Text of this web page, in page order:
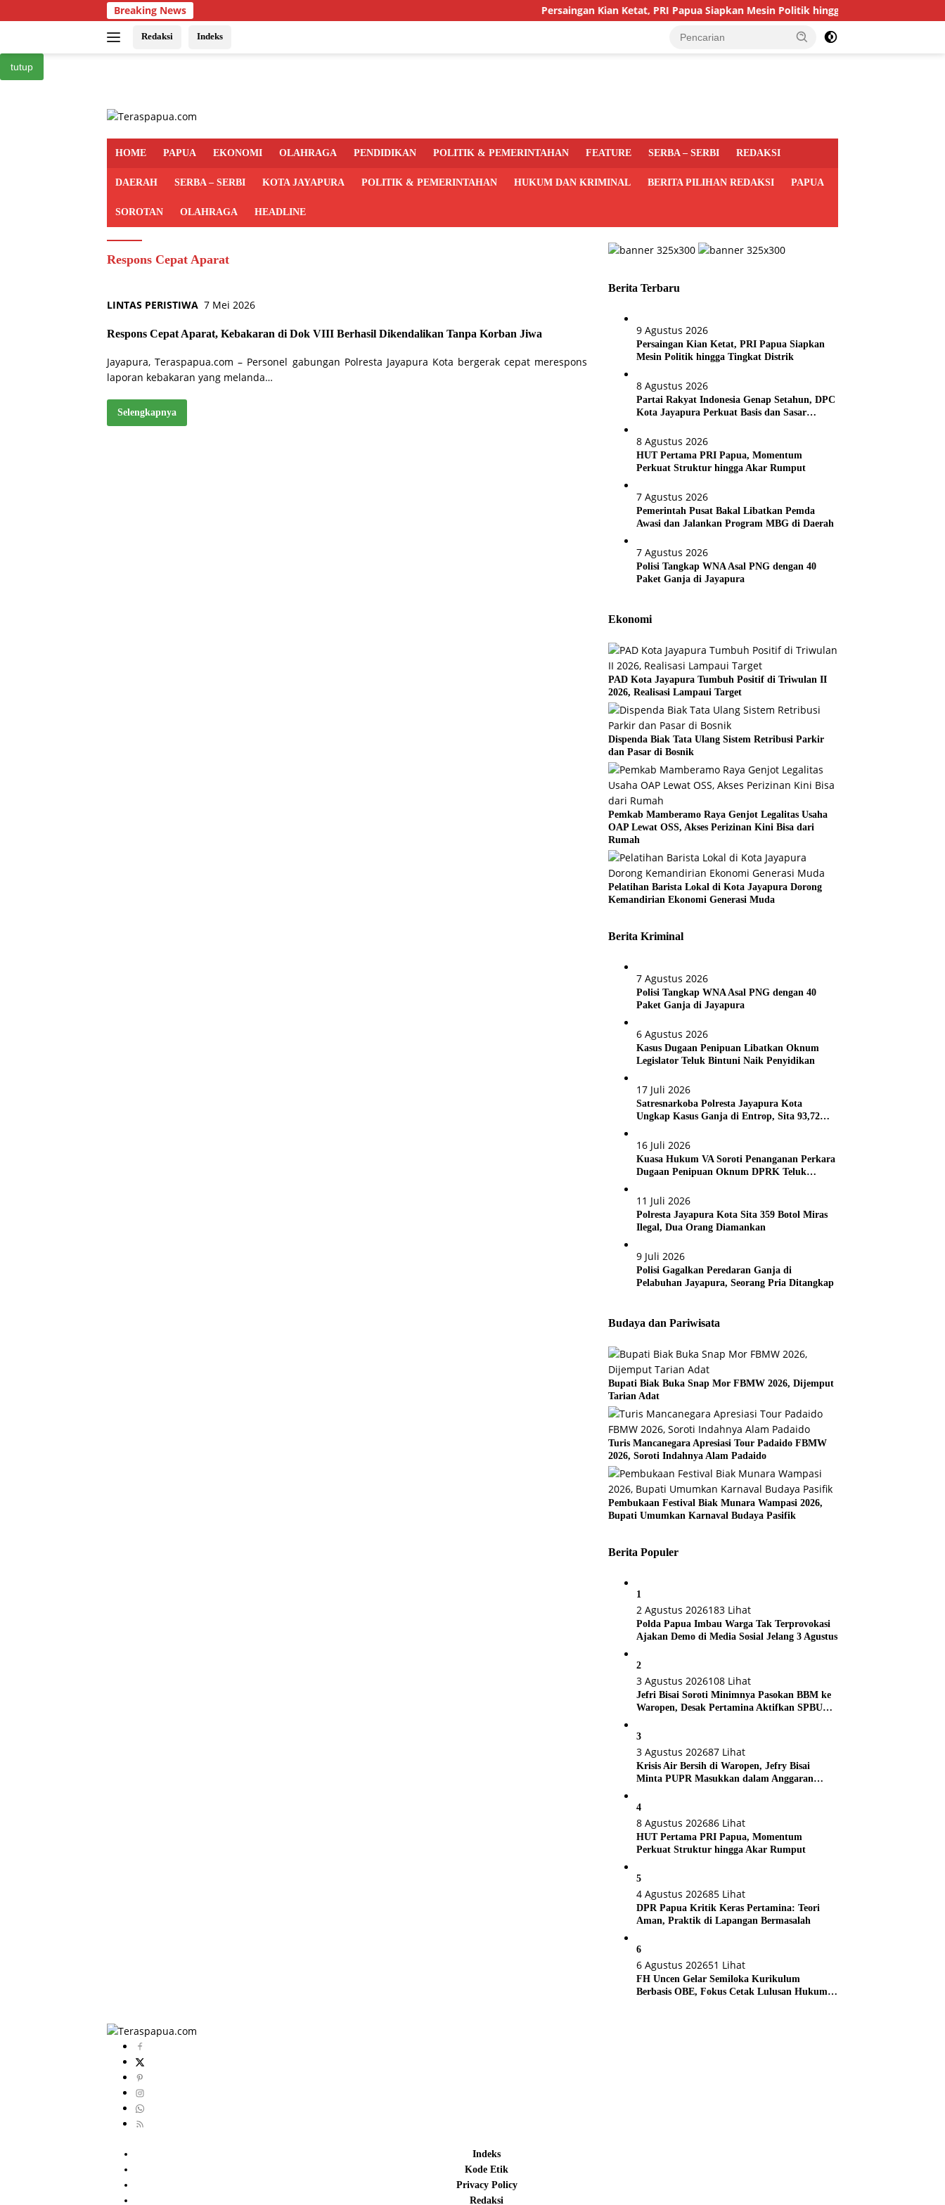
ke
Breaking News Persaingan Kian Ketat, PRI Papua Siapkan Mesin Politik hingga Tingkat Distrik
Redaksi Indeks
tutup
HOME PAPUA EKONOMI OLAHRAGA PENDIDIKAN POLITIK & PEMERINTAHAN FEATURE SERBA – SERBI REDAKSI
DAERAH SERBA – SERBI KOTA JAYAPURA POLITIK & PEMERINTAHAN HUKUM DAN KRIMINAL BERITA PILIHAN REDAKSI PAPUA
SOROTAN OLAHRAGA HEADLINE
Respons Cepat Aparat
LINTAS PERISTIWA 7 Mei 2026
Respons Cepat Aparat, Kebakaran di Dok VIII Berhasil Dikendalikan Tanpa Korban Jiwa
Jayapura, Teraspapua.com – Personel gabungan Polresta Jayapura Kota bergerak cepat merespons
laporan kebakaran yang melanda…
Selengkapnya
Berita Terbaru
9 Agustus 2026
Persaingan Kian Ketat, PRI Papua Siapkan
Mesin Politik hingga Tingkat Distrik
8 Agustus 2026
Partai Rakyat Indonesia Genap Setahun, DPC
Kota Jayapura Perkuat Basis dan Sasar
8 Agustus 2026
HUT Pertama PRI Papua, Momentum
Perkuat Struktur hingga Akar Rumput
7 Agustus 2026
Pemerintah Pusat Bakal Libatkan Pemda
Awasi dan Jalankan Program MBG di Daerah
7 Agustus 2026
Polisi Tangkap WNA Asal PNG dengan 40
Paket Ganja di Jayapura
Ekonomi
PAD Kota Jayapura Tumbuh Positif di Triwulan II
2026, Realisasi Lampaui Target
Dispenda Biak Tata Ulang Sistem Retribusi Parkir
dan Pasar di Bosnik
Pemkab Mamberamo Raya Genjot Legalitas Usaha
OAP Lewat OSS, Akses Perizinan Kini Bisa dari
Rumah
Pelatihan Barista Lokal di Kota Jayapura Dorong
Kemandirian Ekonomi Generasi Muda
Berita Kriminal
7 Agustus 2026
Polisi Tangkap WNA Asal PNG dengan 40
Paket Ganja di Jayapura
6 Agustus 2026
Kasus Dugaan Penipuan Libatkan Oknum
Legislator Teluk Bintuni Naik Penyidikan
17 Juli 2026
Satresnarkoba Polresta Jayapura Kota
Ungkap Kasus Ganja di Entrop, Sita 93,72
16 Juli 2026
Kuasa Hukum VA Soroti Penanganan Perkara
Dugaan Penipuan Oknum DPRK Teluk
11 Juli 2026
Polresta Jayapura Kota Sita 359 Botol Miras
Ilegal, Dua Orang Diamankan
9 Juli 2026
Polisi Gagalkan Peredaran Ganja di
Pelabuhan Jayapura, Seorang Pria Ditangkap
Budaya dan Pariwisata
Bupati Biak Buka Snap Mor FBMW 2026, Dijemput
Tarian Adat
Turis Mancanegara Apresiasi Tour Padaido FBMW
2026, Soroti Indahnya Alam Padaido
Pembukaan Festival Biak Munara Wampasi 2026,
Bupati Umumkan Karnaval Budaya Pasifik
Berita Populer
1
2 Agustus 2026183 Lihat
Polda Papua Imbau Warga Tak Terprovokasi
Ajakan Demo di Media Sosial Jelang 3 Agustus
2
3 Agustus 2026108 Lihat
Jefri Bisai Soroti Minimnya Pasokan BBM ke
Waropen, Desak Pertamina Aktifkan SPBU
3
3 Agustus 202687 Lihat
Krisis Air Bersih di Waropen, Jefry Bisai
Minta PUPR Masukkan dalam Anggaran
4
8 Agustus 202686 Lihat
HUT Pertama PRI Papua, Momentum
Perkuat Struktur hingga Akar Rumput
5
4 Agustus 202685 Lihat
DPR Papua Kritik Keras Pertamina: Teori
Aman, Praktik di Lapangan Bermasalah
6
6 Agustus 202651 Lihat
FH Uncen Gelar Semiloka Kurikulum
Berbasis OBE, Fokus Cetak Lulusan Hukum
Indeks
Kode Etik
Privacy Policy
Redaksi